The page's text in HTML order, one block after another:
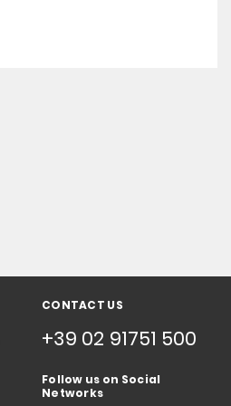
CONTACT US
+39 02 91751 500
Follow us on Social
Networks